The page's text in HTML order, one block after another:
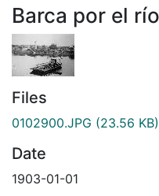
Barca por el
Files
0102900.JPG (23.56 KB)
Date
1903-01-01